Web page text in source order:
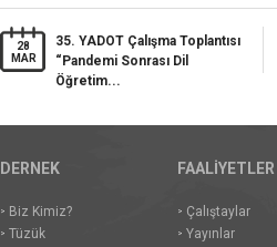
28
MAR
35. YADOT Çalışma Toplantısı
“Pandemi Sonrası Dil
Öğretim...
DERNEK
Biz Kimiz?
Tüzük
FAALİYETLER
Çalıştaylar
Yayınlar